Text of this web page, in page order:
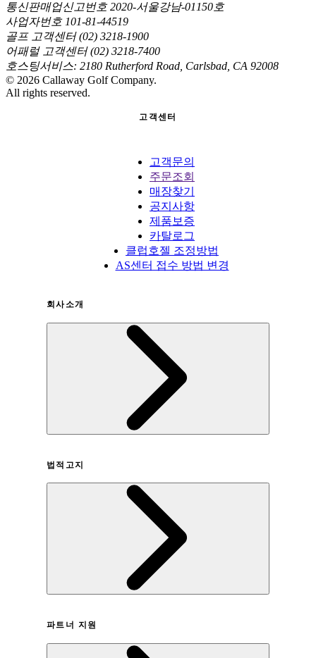
통신판매업신고번호 2020-서울강남-01150호
사업자번호 101-81-44519
골프 고객센터 (02) 3218-1900
어패럴 고객센터 (02) 3218-7400
호스팅서비스: 2180 Rutherford Road, Carlsbad, CA 92008
© 2026 Callaway Golf Company.
All rights reserved.
고객센터
고객문의
주문조회
매장찾기
공지사항
제품보증
카탈로그
클럽호젤 조정방법
AS센터 접수 방법 변경
회사소개
법적고지
개인정보취급방침
파트너 지원